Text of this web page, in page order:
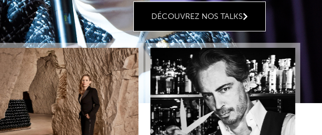
DÉCOUVREZ NOS TALKS